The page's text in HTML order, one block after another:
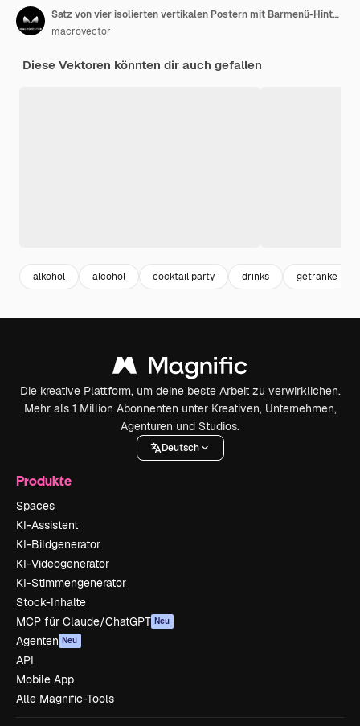
Satz von vier isolierten vertikalen Postern mit Barmenü-Hintergründen, bearbeitbarem Text und Gläsern mit Cocktails-Vektorillustration
macrovector
Diese Vektoren könnten dir auch gefallen
alkohol alcohol cocktail party drinks getränke
Die kreative Plattform, um deine beste Arbeit zu verwirklichen.
Mehr als 1 Million Abonnenten unter Kreativen, Unternehmen,
Agenturen und Studios.
Deutsch
Produkte
Spaces
KI-Assistent
KI-Bildgenerator
KI-Videogenerator
KI-Stimmengenerator
Stock-Inhalte
MCP für Claude/ChatGPT Neu
Agenten Neu
API
Mobile App
Alle Magnific-Tools